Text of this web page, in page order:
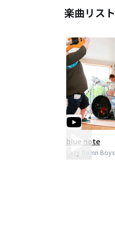
楽曲リスト
blue note
Lazy Damn Boys